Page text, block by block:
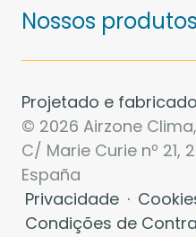
Nossos produtos
Projetado e
© 2026 Airzone Clima,
C/ Marie Curie nº 21,
España
Privacidade ·
Condições de